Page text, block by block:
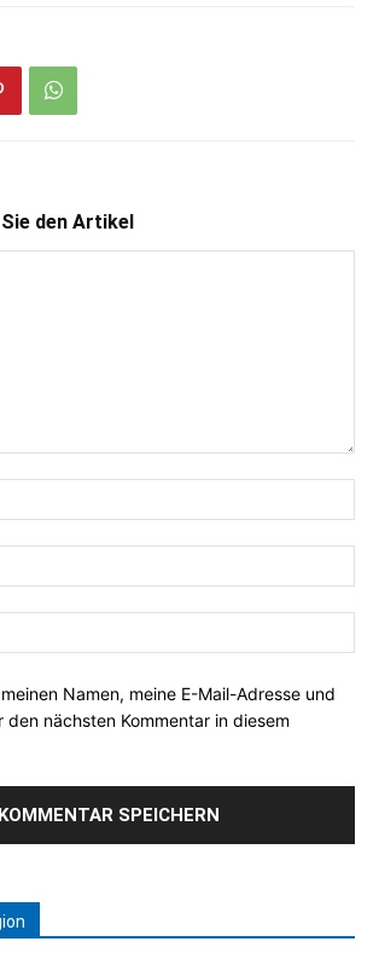
den Artikel
Namen, meine E-Mail-Adresse und
den nächsten Kommentar in diesem